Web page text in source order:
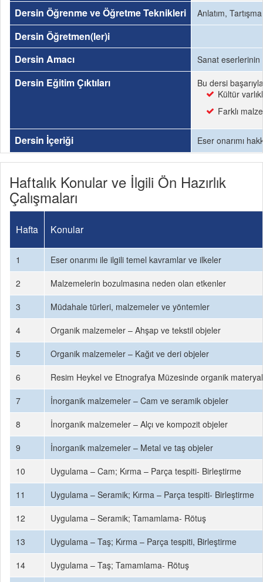
Dersin Öğrenme ve Öğretme Teknikleri Anlatım,
Dersin Öğretmen(ler)i
Dersin Amacı
Sanat eserlerinin
Dersin Eğitim Çıktıları
Bu dersi
Kültür
Farklı
Dersin İçeriği Eser onarımı
Haftalık Konular ve İlgili Ön Hazırlık
Çalışmaları
Hafta Konular
1
Eser onarımı ile ilgili temel kavramlar ve ilkeler
2
Malzemelerin bozulmasına neden olan etkenler
3
Müdahale türleri, malzemeler ve yöntemler
4
Organik malzemeler – Ahşap ve tekstil objeler
5
Organik malzemeler – Kağıt ve deri objeler
6
Resim Heykel ve Etnografya Müzesinde organik
7
İnorganik malzemeler – Cam ve seramik objeler
8
İnorganik malzemeler – Alçı ve kompozit objeler
9
İnorganik malzemeler – Metal ve taş objeler
10
Uygulama – Cam; Kırma – Parça tespiti- Birleştirme
11
Uygulama – Seramik; Kırma – Parça tespiti- Birleştirme
12
Uygulama – Seramik; Tamamlama- Rötuş
13
Uygulama – Taş; Kırma – Parça tespiti, Birleştirme
14
Uygulama – Taş; Tamamlama- Rötuş